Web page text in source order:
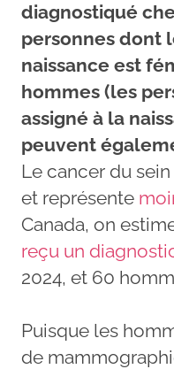
diagnostiqué
personnes dont
naissance est
hommes (les
assigné à la
peuvent
Le cancer du
et représente
Canada, on
reçu un
2024, et 60
Puisque les
de